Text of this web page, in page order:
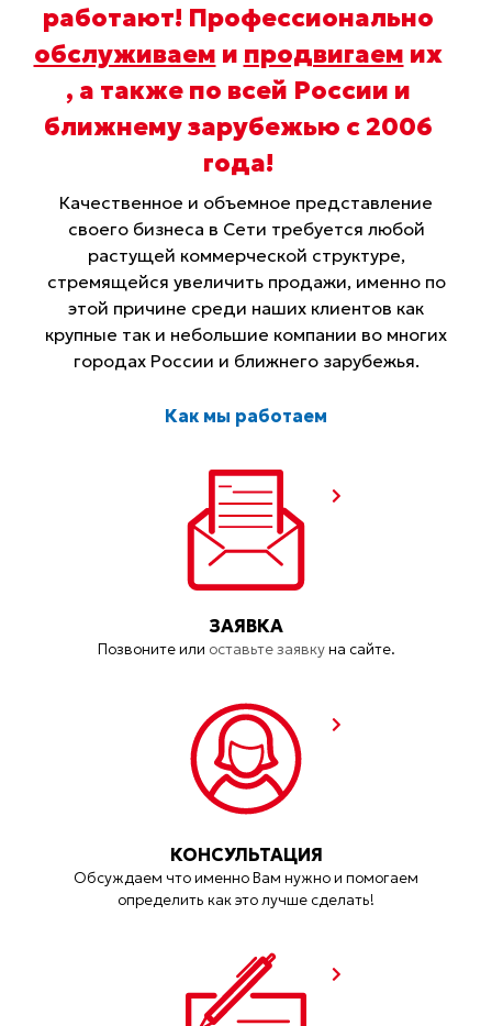
работают! Профессионально
обслуживаем и продвигаем их
, а также по всей России и
ближнему зарубежью с 2006
года!
Качественное и объемное представление
своего бизнеса в Сети требуется любой
растущей коммерческой структуре,
стремящейся увеличить продажи, именно по
этой причине среди наших клиентов как
крупные так и небольшие компании во многих
городах России и ближнего зарубежья.
Как мы работаем
ЗАЯВКА
Позвоните или оставьте заявкуна сайте.
КОНСУЛЬТАЦИЯ
Обсуждаем что именно Вам нужно и помогаем
определить как это лучше сделать!